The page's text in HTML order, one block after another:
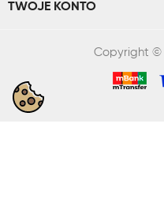
TWOJE KONTO
Copyright ©